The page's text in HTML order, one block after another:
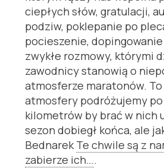
ciepłych słów, gratulacji,
podziw, poklepanie po
pocieszenie,
zwykłe rozmowy, którymi
zawodnicy stanowią o
atmosferze maratonów. To
atmosfery podróżujemy
kilometrów by brać w nich
sezon dobiegł końca, ale
BednarekTe chwile są z
zabierze ich….